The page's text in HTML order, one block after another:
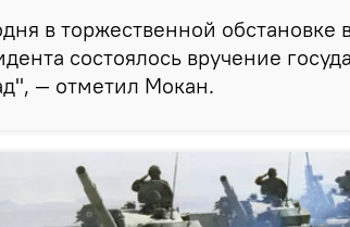
в торжественной обстановке
состоялось вручение
— отметил Мокан.